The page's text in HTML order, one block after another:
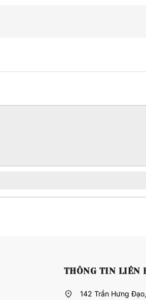
THÔNG TIN LIÊN
142 Trần Hưng